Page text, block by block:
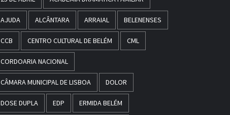
AJUDA ALCÂNTARA ARRAIAL BELENENSES
CCB CENTRO CULTURAL DE BELÉM CML
CORDOARIA NACIONAL
CÂMARA MUNICIPAL DE LISBOA DOLOR
DOSE DUPLA EDP ERMIDA BELÉM